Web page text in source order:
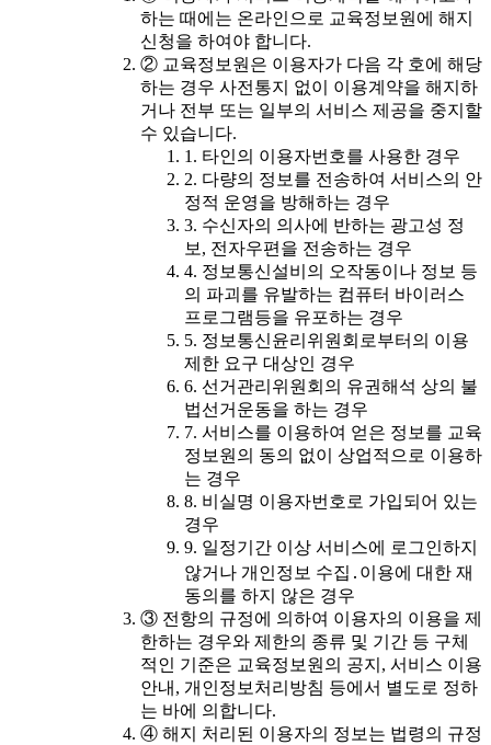
하는 때에는 온라인으로 교육정보원에 해지
신청을 하여야 합니다.
② 교육정보원은 이용자가 다음 각 호에 해당
하는 경우 사전통지 없이 이용계약을 해지하
거나 전부 또는 일부의 서비스 제공을 중지할
수 있습니다.
1. 타인의 이용자번호를 사용한 경우
2. 다량의 정보를 전송하여 서비스의 안
정적 운영을 방해하는 경우
3. 수신자의 의사에 반하는 광고성 정
보, 전자우편을 전송하는 경우
4. 정보통신설비의 오작동이나 정보 등
의 파괴를 유발하는 컴퓨터 바이러스
프로그램등을 유포하는 경우
5. 정보통신윤리위원회로부터의 이용
제한 요구 대상인 경우
6. 선거관리위원회의 유권해석 상의 불
법선거운동을 하는 경우
7. 서비스를 이용하여 얻은 정보를 교육
정보원의 동의 없이 상업적으로 이용하
는 경우
8. 비실명 이용자번호로 가입되어 있는
경우
9. 일정기간 이상 서비스에 로그인하지
않거나 개인정보 수집․이용에 대한 재
동의를 하지 않은 경우
③ 전항의 규정에 의하여 이용자의 이용을 제
한하는 경우와 제한의 종류 및 기간 등 구체
적인 기준은 교육정보원의 공지, 서비스 이용
안내, 개인정보처리방침 등에서 별도로 정하
는 바에 의합니다.
④ 해지 처리된 이용자의 정보는 법령의 규정